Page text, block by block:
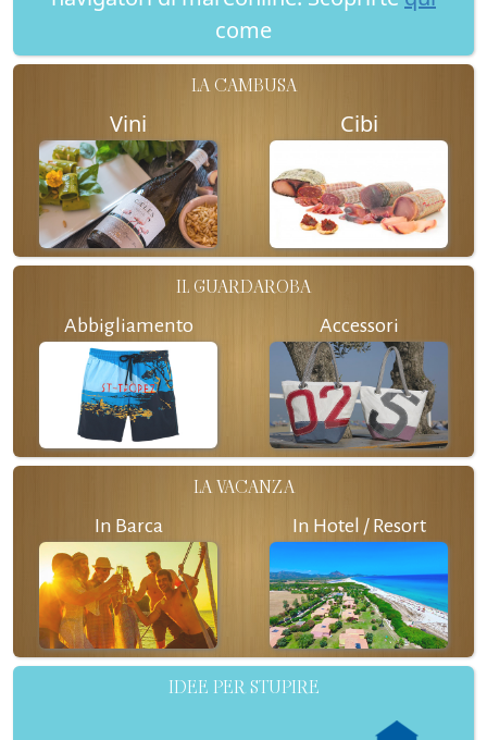
come
LA CAMBUSA
Vini Cibi
IL GUARDAROBA
Abbigliamento Accessori
LA VACANZA
In Barca In Hotel / Resort
IDEE PER STUPIRE